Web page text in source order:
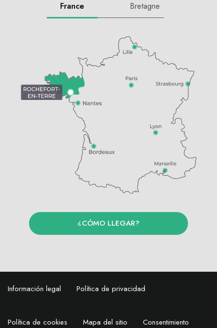
France Bretagne
¿CÓMO LLEGAR?
Información legal Política de privacidad
Política de cookies Mapa del sitio Consentimiento